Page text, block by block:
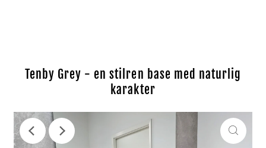
Tenby Grey - en stilren base med naturlig
karakter